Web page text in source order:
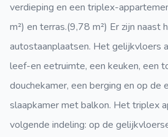
verdieping en een triplex-
m²) en terras.(9,78 m²) Er zijn naast
autostaanplaatsen. Het gelijkvloers
leef-en eetruimte, een keuken, een
douchekamer, een berging en op de
slaapkamer met balkon. Het triplex
volgende indeling: op de